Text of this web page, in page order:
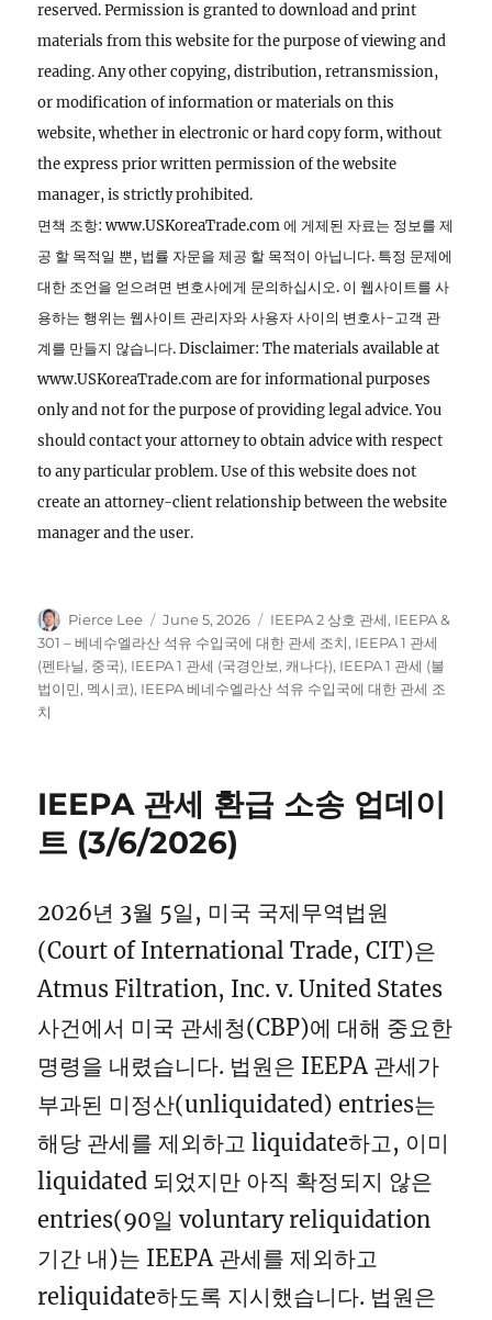
reserved. Permission is granted to download and print
materials from this website for the purpose of viewing and
reading. Any other copying, distribution, retransmission,
or modification of information or materials on this
website, whether in electronic or hard copy form, without
the express prior written permission of the website
manager, is strictly prohibited.
면책 조항: www.USKoreaTrade.com 에 게제된 자료는 정보를 제
공 할 목적일 뿐, 법률 자문을 제공 할 목적이 아닙니다. 특정 문제에
대한 조언을 얻으려면 변호사에게 문의하십시오. 이 웹사이트를 사
용하는 행위는 웹사이트 관리자와 사용자 사이의 변호사-고객 관
계를 만들지 않습니다. Disclaimer: The materials available at
www.USKoreaTrade.com are for informational purposes
only and not for the purpose of providing legal advice. You
should contact your attorney to obtain advice with respect
to any particular problem. Use of this website does not
create an attorney-client relationship between the website
manager and the user.
Author
Pierce Lee
Posted
on
June 5, 2026 Categories
IEEPA 2 상호 관세, IEEPA &
301 – 베네수엘라산 석유 수입국에 대한 관세 조치, IEEPA 1 관세
(펜타닐, 중국), IEEPA 1 관세 (국경안보, 캐나다), IEEPA 1 관세 (불
법이민, 멕시코), IEEPA 베네수엘라산 석유 수입국에 대한 관세 조
치
IEEPA 관세 환급 소송 업데이
트 (3/6/2026)
2026년 3월 5일, 미국 국제무역법원
(Court of International Trade, CIT)은
Atmus Filtration, Inc. v. United States
사건에서 미국 관세청(CBP)에 대해 중요한
명령을 내렸습니다. 법원은 IEEPA 관세가
부과된 미정산(unliquidated) entries는
해당 관세를 제외하고 liquidate하고, 이미
liquidated 되었지만 아직 확정되지 않은
entries(90일 voluntary reliquidation
기간 내)는 IEEPA 관세를 제외하고
reliquidate하도록 지시했습니다. 법원은